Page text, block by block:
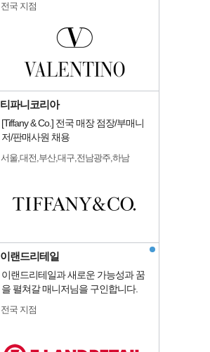
전국 지점
티파니코리아
[Tiffany & Co.] 전국 매장 점장/부매니
저/판매사원 채용
서울,대전,부산,대구,전남광주,하남
이랜드리테일
이랜드리테일과 새로운 가능성과 꿈
을 펼쳐갈 매니저님을 구인합니다.
전국 지점